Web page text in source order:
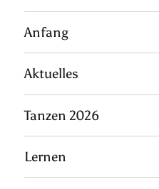
Anfang
Aktuelles
Tanzen 2026
Lernen